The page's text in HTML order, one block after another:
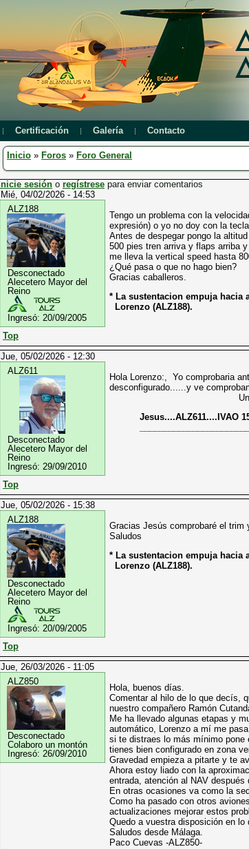
Certificación Galería Contacto
Inicio » Foros » Foro General
Inicie sesión o regístrese para enviar comentarios
Mié, 04/02/2026 - 14:53
ALZ188
Desconectado
Alecetero Mayor del
Reino
Ingresó: 20/09/2005
Tengo un problema con la
expresión) o yo no doy con la
Antes de despegar pongo la
500 pies tren arriva y flaps arriba
me lleva la vertical speed hasta
¿Qué pasa o que no hago bien?
Gracias caballeros.
* La sustentacion empuja hacia
Lorenzo (ALZ188).
Top
Jue, 05/02/2026 - 12:30
ALZ611
Desconectado
Alecetero Mayor del
Reino
Ingresó: 29/09/2010
Hola Lorenzo:, Yo comprobaria
desconfigurado......y ve
Un
Jesus....ALZ611....IVAO
Top
Jue, 05/02/2026 - 15:38
ALZ188
Desconectado
Alecetero Mayor del
Reino
Ingresó: 20/09/2005
Gracias Jesús comprobaré el trim
Saludos
* La sustentacion empuja hacia
Lorenzo (ALZ188).
Top
Jue, 26/03/2026 - 11:05
ALZ850
Desconectado
Colaboro un montón
Ingresó: 26/09/2010
Hola, buenos días.
Comentar al hilo de lo que decís,
nuestro compañero Ramón
Me ha llevado algunas etapas y
automático, Lorenzo a mí me
si te distraes lo más mínimo pone
tienes bien configurado en zona
Gravedad empieza a pitarte y te
Ahora estoy liado con la
entrada, atención al NAV
En otras ocasiones va como la
Como ha pasado con otros
actualizaciones mejorar estos
Quedo a vuestra disposición en lo
Saludos desde Málaga.
Paco Cuevas -ALZ850-